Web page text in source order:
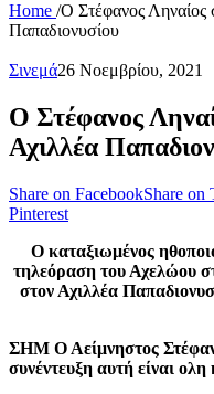
Home /Ο Στέφανος Ληναίος
Παπαδιονυσίου
Σινεμά26 Νοεμβρίου, 2021
Ο Στέφανος
Αχιλλέα
Share on FacebookShare on
Pinterest
Ο καταξιωμένος
τηλεόραση του Αχελώου
στον Αχιλλέα
ΣΗΜ Ο Αείμνηστος
συνέντευξη αυτή είναι